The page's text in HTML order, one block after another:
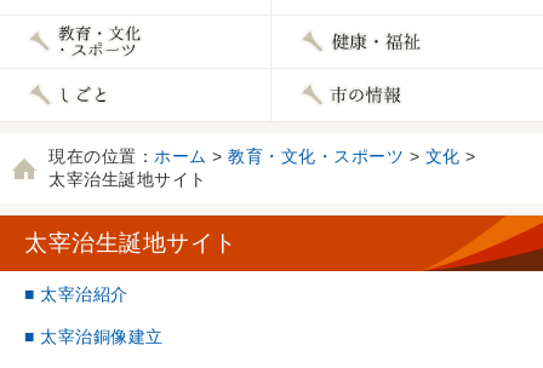
現在の位置： ホーム > 教育・文化・スポーツ > 文化 >
太宰治生誕地サイト
太宰治生誕地サイト
■ 太宰治紹介
■ 太宰治銅像建立